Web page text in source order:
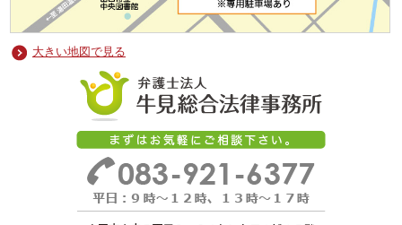
大きい地図で見る